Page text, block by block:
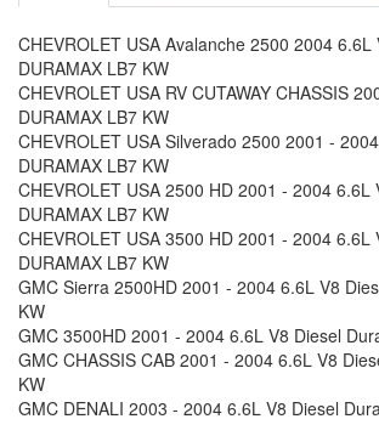
CHEVROLET USA Avalanche 2500 2004 6.6L
DURAMAX LB7 KW
CHEVROLET USA RV CUTAWAY CHASSIS
DURAMAX LB7 KW
CHEVROLET USA Silverado 2500 2001 -
DURAMAX LB7 KW
CHEVROLET USA 2500 HD 2001 - 2004 6.6L
DURAMAX LB7 KW
CHEVROLET USA 3500 HD 2001 - 2004 6.6L
DURAMAX LB7 KW
GMC Sierra 2500HD 2001 - 2004 6.6L V8
KW
GMC 3500HD 2001 - 2004 6.6L V8 Diesel
GMC CHASSIS CAB 2001 - 2004 6.6L V8
KW
GMC DENALI 2003 - 2004 6.6L V8 Diesel